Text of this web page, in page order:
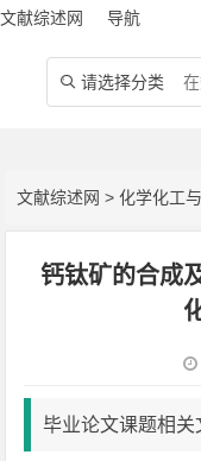
文献综述网 导航
 请选择分类
文献综述网 >化学化工
钙钛矿的合成
毕业论文课题相关